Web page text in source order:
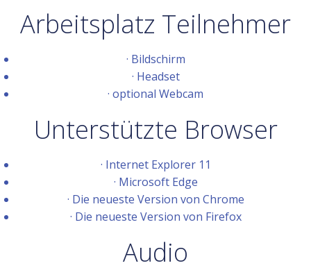
Arbeitsplatz Teilnehmer
· Bildschirm
· Headset
· optional Webcam
Unterstützte Browser
· Internet Explorer 11
· Microsoft Edge
· Die neueste Version von Chrome
· Die neueste Version von Firefox
Audio